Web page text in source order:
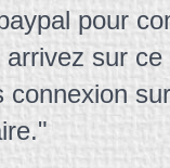
pour
sur ce
connexion